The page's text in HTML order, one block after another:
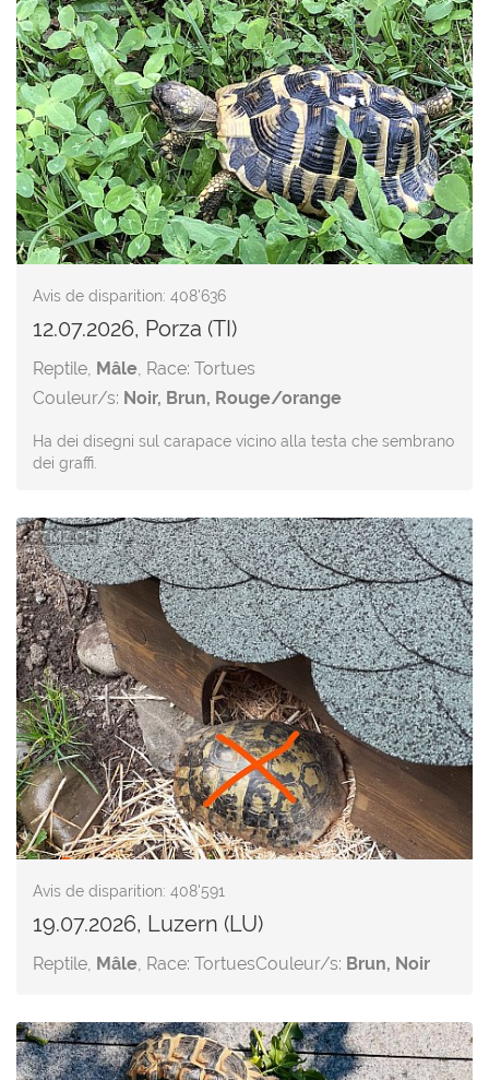
Avis de disparition: 408'636
12.07.2026, Porza (TI)
Reptile, Mâle, Race: Tortues
Couleur/s: Noir, Brun, Rouge/orange
Ha dei disegni sul carapace vicino alla testa che sembrano
dei graffi.
Avis de disparition: 408'591
19.07.2026, Luzern (LU)
Reptile, Mâle, Race: TortuesCouleur/s: Brun, Noir